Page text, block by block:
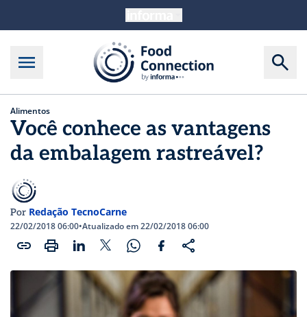
Alimentos
Você conhece as vantagens
da embalagem rastreável?
Por Redação TecnoCarne
22/02/2018 06:00•Atualizado em 22/02/2018 06:00